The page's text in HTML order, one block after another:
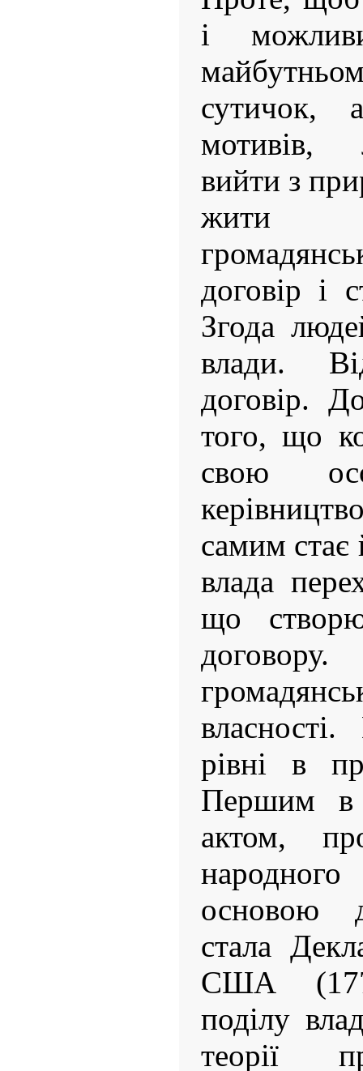
і
мотивів,
вийти з
жити
договір і
Згода
влади.
договір.
того, що
свою
самим стає
влада
що
рівні в
Першим в
актом,
основою
стала
США
поділу
теорії